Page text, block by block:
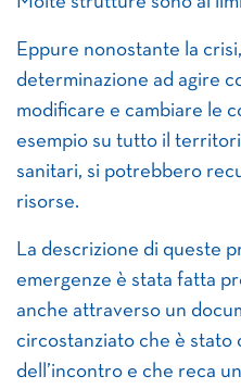
Eppure nonostante la
determinazione ad agire
modificare e cambiare le
esempio su tutto il
sanitari, si potrebbero
risorse.
La descrizione di queste
emergenze è stata fatta
anche attraverso un
circostanziato che è stato
dell’incontro e che reca